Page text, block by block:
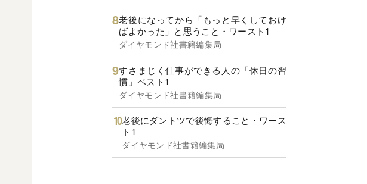
老後になってから「もっと早くしておけ
ばよかった」と思うこと・ワースト1
ダイヤモンド社書籍編集局
すさまじく仕事ができる人の「休日の習
慣」ベスト1
ダイヤモンド社書籍編集局
老後にダントツで後悔すること・ワース
ト1
ダイヤモンド社書籍編集局